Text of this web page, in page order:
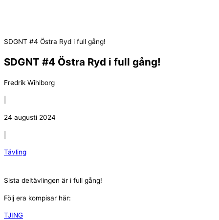
SDGNT #4 Östra Ryd i full gång!
SDGNT #4 Östra Ryd i full gång!
Fredrik Wihlborg
24 augusti 2024
Tävling
Sista deltävlingen är i full gång!
Följ era kompisar här:
TJING